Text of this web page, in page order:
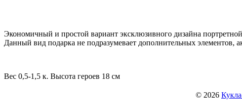
Экономичный и простой вариант эксклюзивного дизайна
Данный вид подарка не подразумевает дополнительных элементов,
Вес 0,5-1,5 к. Высота героев 18 см
© 2026